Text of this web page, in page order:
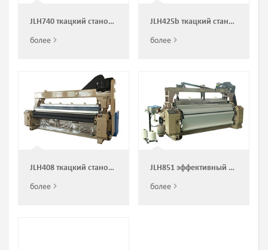
JLH740 ткацкий станок
для сетчатой ткани
более
JLH425b ткацкий станок
для стеклопластика
более
JLH408 ткацкий станок
сильной водяной
более
JLH851 эффективный и
станок с водяной
более